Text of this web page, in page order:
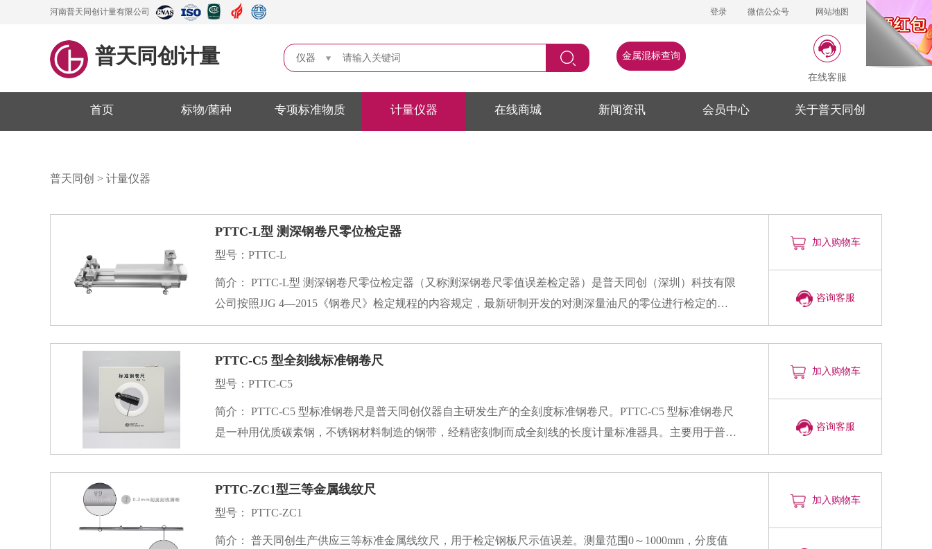
河南普天同创计量有限公司 登录 微信公众号 网站地图
普天同创计量 仪器 金属混标查询
在线客服
首页 标物/菌种 专项标准物质 计量仪器 在线商城 新闻资讯 会员中心 关于普天同创
普天同创 > 计量仪器
PTTC-L型 测深钢卷尺零位检定器
型号：PTTC-L
简介： PTTC-L型 测深钢卷尺零位检定器（又称测深钢卷尺零值误差检定器）是普天同创（深圳）科技有限
公司按照JJG 4—2015《钢卷尺》检定规程的内容规定，最新研制开发的对测深量油尺的零位进行检定的专
用仪器。测深钢卷尺零值误差检定器可快捷地检定测深量油尺的零位至500 mm处的示值误差。本仪器操作
简单，精度可靠，使用方便等众多优点，是各计量单位和部门及企业理想的检测工具。
加入购物车
咨询客服
PTTC-C5 型全刻线标准钢卷尺
型号：PTTC-C5
简介： PTTC-C5 型标准钢卷尺是普天同创仪器自主研发生产的全刻度标准钢卷尺。PTTC-C5 型标准钢卷尺
是一种用优质碳素钢，不锈钢材料制造的钢带，经精密刻制而成全刻线的长度计量标准器具。主要用于普通
钢卷尺和测深钢卷尺进行量值传递。例：计量室检测钢卷尺、量油尺。也可直接用于大型设备安装及精密工
程测量。
加入购物车
咨询客服
PTTC-ZC1型三等金属线纹尺
型号： PTTC-ZC1
简介： 普天同创生产供应三等标准金属线纹尺，用于检定钢板尺示值误差。测量范围0～1000mm，分度值
加入购物车